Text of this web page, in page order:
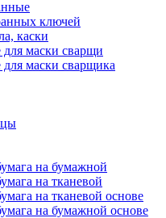
ключей
каски
для маски сварщи
для маски сварщика
на бумажной
на тканевой
на тканевой основе
на бумажной основе